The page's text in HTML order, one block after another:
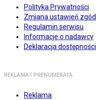
Polityka Prywatności
Zmiana ustawień zgód
Regulamin serwisu
Informacje o nadawcy
Deklaracja dostępności
REKLAMA I PRENUMERATA
Reklama